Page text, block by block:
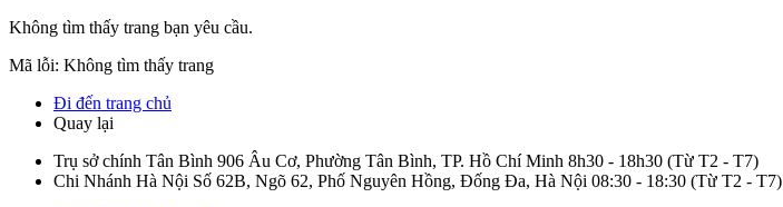
Không tìm thấy trang bạn yêu cầu.
Mã lỗi: Không tìm thấy trang
Đi đến trang chủ
Quay lại
Trụ sở chính Tân Bình 906 Âu Cơ, Phường Tân Bình, TP. Hồ Chí Minh 8h30 - 18h30 (Từ T2 - T7)
Chi Nhánh Hà Nội Số 62B, Ngõ 62, Phố Nguyên Hồng, Đống Đa, Hà Nội 08:30 - 18:30 (Từ T2 - T7)